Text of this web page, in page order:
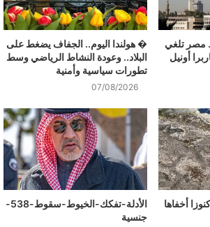
مصر تلغي
أونيل
� هولندا اليوم.. الجفاف يضغط على
البلاد.. وعودة النشاط الرياضي وسط
تطورات سياسية وأمنية
07/08/2026
أخفاها
الأدلة-تفكك-الخيوط-سقوط-538-
جنسية